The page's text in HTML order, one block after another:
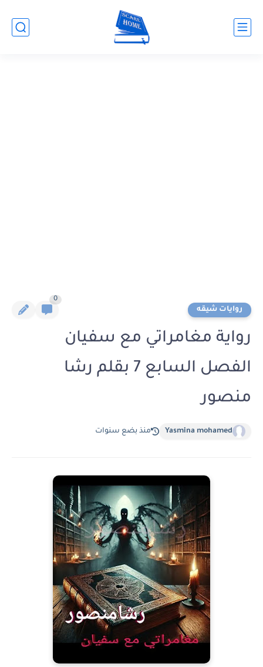
روايات شيقه
0
رواية مغامراتي مع سفيان
الفصل السابع 7 بقلم رشا
منصور
Yasmina mohamed منذ بضع سنوات